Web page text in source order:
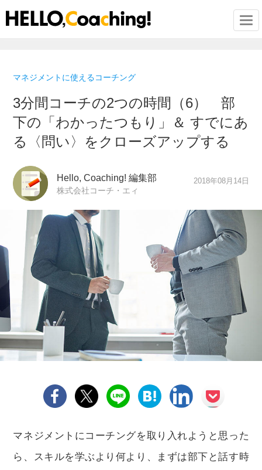
マネジメントに使えるコーチング
3分間コーチの2つの時間（6） 部
下の「わかったつもり」＆ すでにあ
る〈問い〉をクローズアップする
Hello, Coaching! 編集部
株式会社コーチ・エィ
2018年08月14日
マネジメントにコーチングを取り入れようと思った
ら、スキルを学ぶより何より、まずは部下と話す時